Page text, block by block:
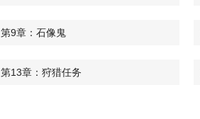
第9章：石像鬼
第13章：狩猎任务